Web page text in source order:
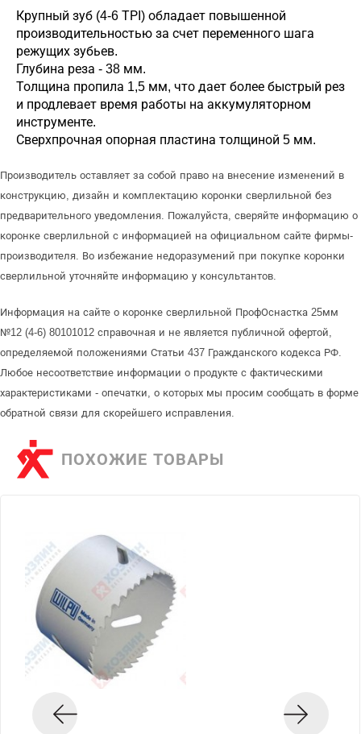
Крупный зуб (4-6 ТРI) обладает повышенной
производительностью за счет переменного шага
режущих зубьев.
Глубина реза - 38 мм.
Толщина пропила 1,5 мм, что дает более быстрый рез
и продлевает время работы на аккумуляторном
инструменте.
Сверхпрочная опорная пластина толщиной 5 мм.
Производитель оставляет за собой право на внесение изменений в
конструкцию, дизайн и комплектацию коронки сверлильной без
предварительного уведомления. Пожалуйста, сверяйте информацию о
коронке сверлильной с информацией на официальном сайте фирмы-
производителя. Во избежание недоразумений при покупке коронки
сверлильной уточняйте информацию у консультантов.
Информация на сайте о коронке сверлильной ПрофОснастка 25мм
№12 (4-6) 80101012 справочная и не является публичной офертой,
определяемой положениями Статьи 437 Гражданского кодекса РФ.
Любое несоответствие информации о продукте с фактическими
характеристиками - опечатки, о которых мы просим сообщать в форме
обратной связи для скорейшего исправления.
ПОХОЖИЕ ТОВАРЫ